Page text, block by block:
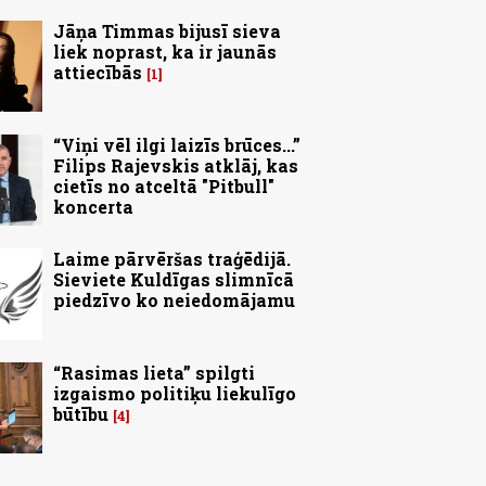
Jāņa Timmas bijusī sieva
liek noprast, ka ir jaunās
attiecībās
1
“Viņi vēl ilgi laizīs brūces...”
Filips Rajevskis atklāj, kas
cietīs no atceltā "Pitbull"
koncerta
Laime pārvēršas traģēdijā.
Sieviete Kuldīgas slimnīcā
piedzīvo ko neiedomājamu
“Rasimas lieta” spilgti
izgaismo politiķu liekulīgo
būtību 4